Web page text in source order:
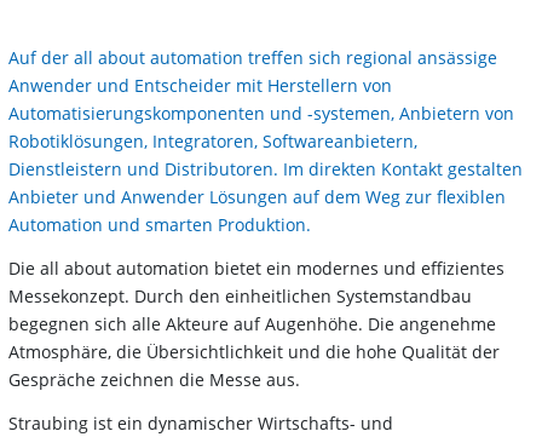
Auf der all about automation treffen sich regional ansässige
Anwender und Entscheider mit Herstellern von
Automatisierungskomponenten und -systemen, Anbietern von
Robotiklösungen, Integratoren, Softwareanbietern,
Dienstleistern und Distributoren. Im direkten Kontakt gestalten
Anbieter und Anwender Lösungen auf dem Weg zur flexiblen
Automation und smarten Produktion.
Die all about automation bietet ein modernes und effizientes
Messekonzept. Durch den einheitlichen Systemstandbau
begegnen sich alle Akteure auf Augenhöhe. Die angenehme
Atmosphäre, die Übersichtlichkeit und die hohe Qualität der
Gespräche zeichnen die Messe aus.
Straubing ist ein dynamischer Wirtschafts- und